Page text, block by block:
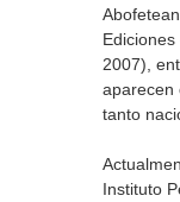
Ediciones
2007),
aparecen
tanto
Instituto